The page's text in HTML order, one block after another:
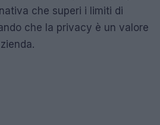
che superi i limiti di
che la privacy è un valore